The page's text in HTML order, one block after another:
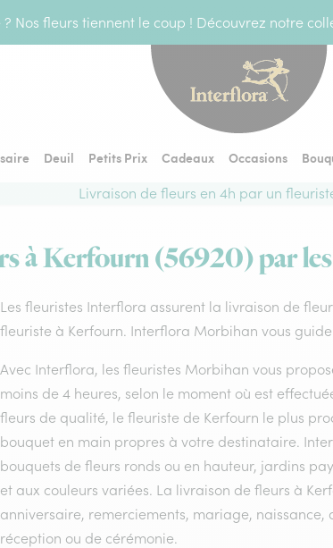
? Nos fleurs tiennent le coup ! Découvrez notre
Deuil Petits Prix Cadeaux Occasions
Livraison de fleurs en 4h par un
à Kerfourn (56920) par
Les fleuristes Interflora assurent la livraison de
fleuriste à Kerfourn. Interflora Morbihan vous
Avec Interflora, les fleuristes Morbihan vous
moins de 4 heures, selon le moment où est
fleurs de qualité, le fleuriste de Kerfourn le plus
bouquet en main propres à votre destinataire.
bouquets de fleurs ronds ou en hauteur, jardins
et aux couleurs variées. La livraison de fleurs à
anniversaire, remerciements, mariage,
réception ou de cérémonie.